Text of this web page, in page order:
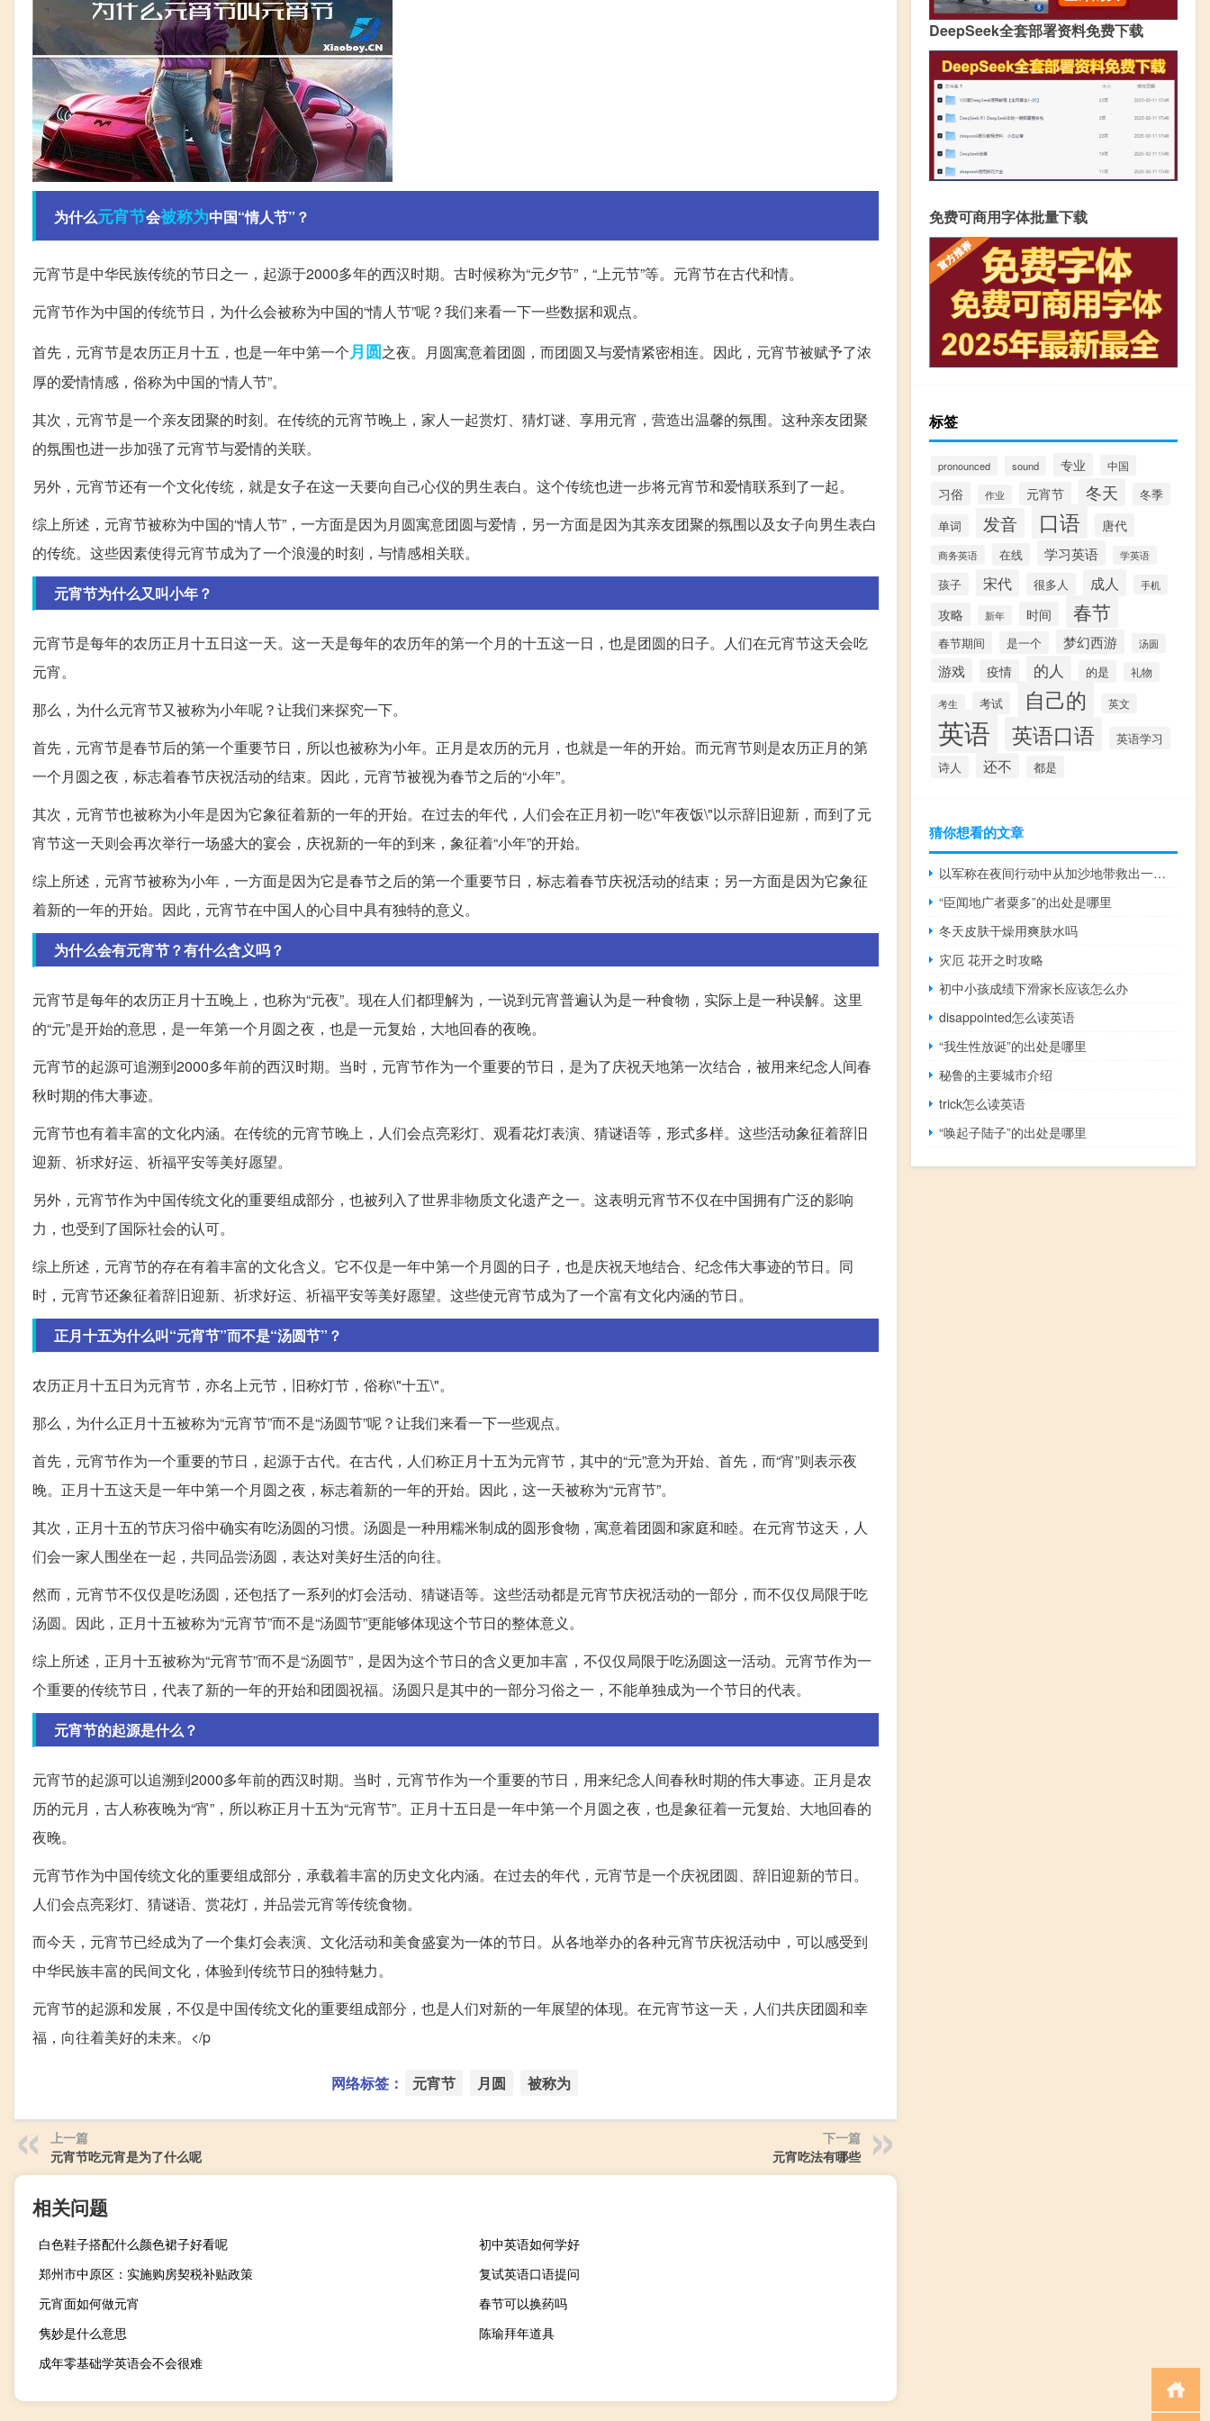
为什么元宵节会被称为中国“情人节”？
元宵节是中华民族传统的节日之一，起源于2000多年的西汉时期。古时候称为“元夕节”，“上元节”等。元宵节在古代和情。
元宵节作为中国的传统节日，为什么会被称为中国的“情人节”呢？我们来看一下一些数据和观点。
首先，元宵节是农历正月十五，也是一年中第一个月圆之夜。月圆寓意着团圆，而团圆又与爱情紧密相连。因此，元宵节被赋予了浓
厚的爱情情感，俗称为中国的“情人节”。
其次，元宵节是一个亲友团聚的时刻。在传统的元宵节晚上，家人一起赏灯、猜灯谜、享用元宵，营造出温馨的氛围。这种亲友团聚
的氛围也进一步加强了元宵节与爱情的关联。
另外，元宵节还有一个文化传统，就是女子在这一天要向自己心仪的男生表白。这个传统也进一步将元宵节和爱情联系到了一起。
综上所述，元宵节被称为中国的“情人节”，一方面是因为月圆寓意团圆与爱情，另一方面是因为其亲友团聚的氛围以及女子向男生表白
的传统。这些因素使得元宵节成为了一个浪漫的时刻，与情感相关联。
元宵节为什么又叫小年？
元宵节是每年的农历正月十五日这一天。这一天是每年的农历年的第一个月的十五这一日，也是团圆的日子。人们在元宵节这天会吃
元宵。
那么，为什么元宵节又被称为小年呢？让我们来探究一下。
首先，元宵节是春节后的第一个重要节日，所以也被称为小年。正月是农历的元月，也就是一年的开始。而元宵节则是农历正月的第
一个月圆之夜，标志着春节庆祝活动的结束。因此，元宵节被视为春节之后的“小年”。
其次，元宵节也被称为小年是因为它象征着新的一年的开始。在过去的年代，人们会在正月初一吃\"年夜饭\"以示辞旧迎新，而到了元
宵节这一天则会再次举行一场盛大的宴会，庆祝新的一年的到来，象征着“小年”的开始。
综上所述，元宵节被称为小年，一方面是因为它是春节之后的第一个重要节日，标志着春节庆祝活动的结束；另一方面是因为它象征
着新的一年的开始。因此，元宵节在中国人的心目中具有独特的意义。
为什么会有元宵节？有什么含义吗？
元宵节是每年的农历正月十五晚上，也称为“元夜”。现在人们都理解为，一说到元宵普遍认为是一种食物，实际上是一种误解。这里
的“元”是开始的意思，是一年第一个月圆之夜，也是一元复始，大地回春的夜晚。
元宵节的起源可追溯到2000多年前的西汉时期。当时，元宵节作为一个重要的节日，是为了庆祝天地第一次结合，被用来纪念人间春
秋时期的伟大事迹。
元宵节也有着丰富的文化内涵。在传统的元宵节晚上，人们会点亮彩灯、观看花灯表演、猜谜语等，形式多样。这些活动象征着辞旧
迎新、祈求好运、祈福平安等美好愿望。
另外，元宵节作为中国传统文化的重要组成部分，也被列入了世界非物质文化遗产之一。这表明元宵节不仅在中国拥有广泛的影响
力，也受到了国际社会的认可。
综上所述，元宵节的存在有着丰富的文化含义。它不仅是一年中第一个月圆的日子，也是庆祝天地结合、纪念伟大事迹的节日。同
时，元宵节还象征着辞旧迎新、祈求好运、祈福平安等美好愿望。这些使元宵节成为了一个富有文化内涵的节日。
正月十五为什么叫“元宵节”而不是“汤圆节”？
农历正月十五日为元宵节，亦名上元节，旧称灯节，俗称\"十五\"。
那么，为什么正月十五被称为“元宵节”而不是“汤圆节”呢？让我们来看一下一些观点。
首先，元宵节作为一个重要的节日，起源于古代。在古代，人们称正月十五为元宵节，其中的“元”意为开始、首先，而“宵”则表示夜
晚。正月十五这天是一年中第一个月圆之夜，标志着新的一年的开始。因此，这一天被称为“元宵节”。
其次，正月十五的节庆习俗中确实有吃汤圆的习惯。汤圆是一种用糯米制成的圆形食物，寓意着团圆和家庭和睦。在元宵节这天，人
们会一家人围坐在一起，共同品尝汤圆，表达对美好生活的向往。
然而，元宵节不仅仅是吃汤圆，还包括了一系列的灯会活动、猜谜语等。这些活动都是元宵节庆祝活动的一部分，而不仅仅局限于吃
汤圆。因此，正月十五被称为“元宵节”而不是“汤圆节”更能够体现这个节日的整体意义。
综上所述，正月十五被称为“元宵节”而不是“汤圆节”，是因为这个节日的含义更加丰富，不仅仅局限于吃汤圆这一活动。元宵节作为一
个重要的传统节日，代表了新的一年的开始和团圆祝福。汤圆只是其中的一部分习俗之一，不能单独成为一个节日的代表。
元宵节的起源是什么？
元宵节的起源可以追溯到2000多年前的西汉时期。当时，元宵节作为一个重要的节日，用来纪念人间春秋时期的伟大事迹。正月是农
历的元月，古人称夜晚为“宵”，所以称正月十五为“元宵节”。正月十五日是一年中第一个月圆之夜，也是象征着一元复始、大地回春的
夜晚。
元宵节作为中国传统文化的重要组成部分，承载着丰富的历史文化内涵。在过去的年代，元宵节是一个庆祝团圆、辞旧迎新的节日。
人们会点亮彩灯、猜谜语、赏花灯，并品尝元宵等传统食物。
而今天，元宵节已经成为了一个集灯会表演、文化活动和美食盛宴为一体的节日。从各地举办的各种元宵节庆祝活动中，可以感受到
中华民族丰富的民间文化，体验到传统节日的独特魅力。
元宵节的起源和发展，不仅是中国传统文化的重要组成部分，也是人们对新的一年展望的体现。在元宵节这一天，人们共庆团圆和幸
福，向往着美好的未来。</p
网络标签： 元宵节 月圆 被称为
上一篇
元宵节吃元宵是为了什么呢
下一篇
元宵吃法有哪些
相关问题
白色鞋子搭配什么颜色裙子好看呢
初中英语如何学好
郑州市中原区：实施购房契税补贴政策
复试英语口语提问
元宵面如何做元宵
春节可以换药吗
隽妙是什么意思
陈瑜拜年道具
成年零基础学英语会不会很难
DeepSeek全套部署资料免费下载
免费可商用字体批量下载
标签
pronounced sound 专业 中国
习俗 作业 元宵节 冬天
冬季
单词
发音 口语 唐代
商务英语 在线 学习英语 学英语
孩子 宋代 很多人 成人 手机
攻略 新年 时间 春节
春节期间 是一个 梦幻西游 汤圆
游戏 疫情 的人 的是 礼物
考生 考试 自己的 英文
英语 英语口语
英语学习
诗人
还不 都是
猜你想看的文章
以军称在夜间行动中从加沙地带救出一名被扣押的以军士兵
“臣闻地广者粟多”的出处是哪里
冬天皮肤干燥用爽肤水吗
灾厄 花开之时攻略
初中小孩成绩下滑家长应该怎么办
disappointed怎么读英语
“我生性放诞”的出处是哪里
秘鲁的主要城市介绍
trick怎么读英语
“唤起子陆子”的出处是哪里